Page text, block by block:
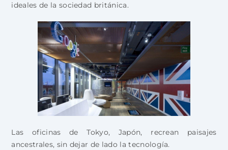
ideales de la sociedad británica.
Las oficinas de Tokyo, Japón, recrean paisajes
ancestrales, sin dejar de lado la tecnología.